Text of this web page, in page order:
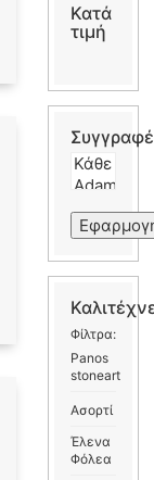
Κατά
τιμή
Φίλτρα:
Panos
stoneart
Ασορτί
Έλενα
Φόλεα